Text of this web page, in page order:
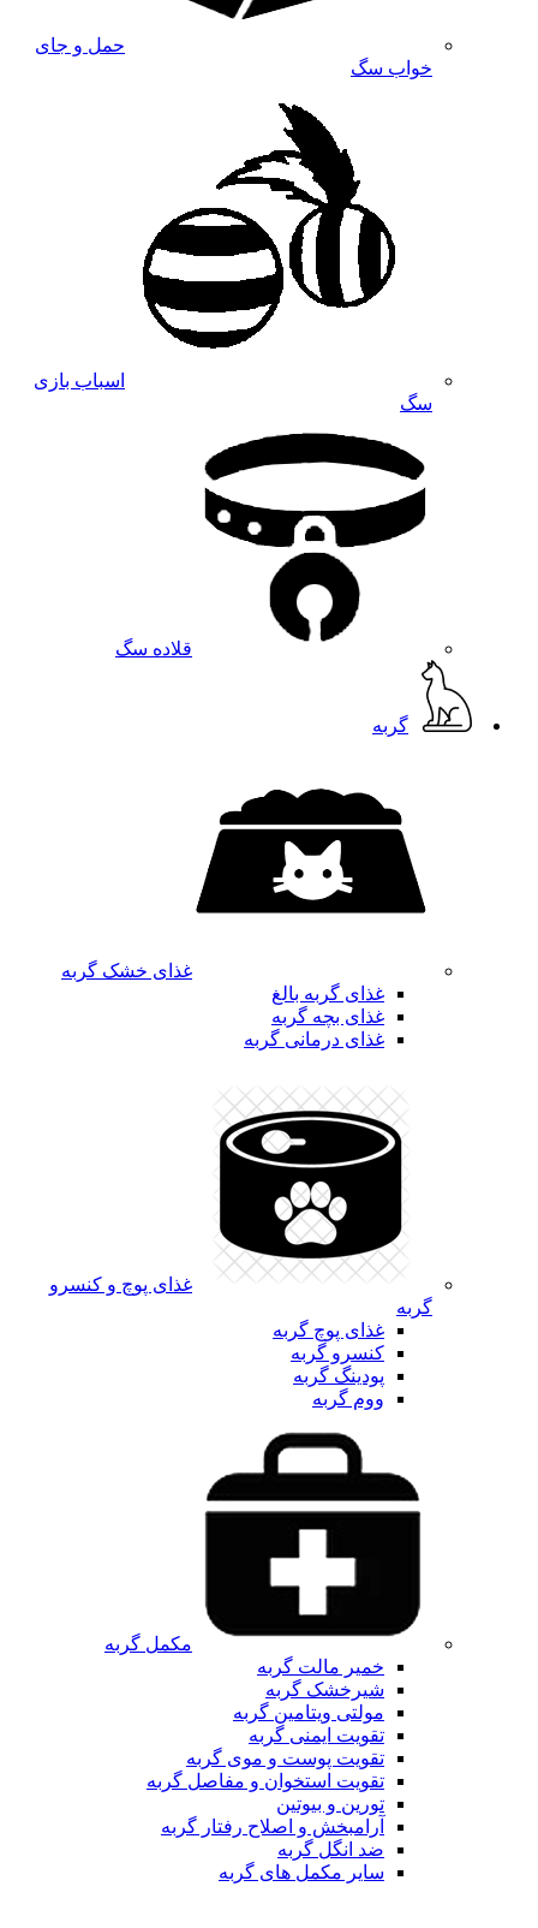
حمل و جای
خواب سگ
اسباب بازی
سگ
قلاده سگ
گربه
غذای خشک گربه
غذای گربه بالغ
غذای بچه گربه
غذای درمانی گربه
غذای پوچ و کنسرو
گربه
غذای پوچ گربه
کنسرو گربه
پودینگ گربه
ووم گربه
مکمل گربه
خمیر مالت گربه
شیرخشک گربه
مولتی ویتامین گربه
تقویت ایمنی گربه
تقویت پوست و موی گربه
تقویت استخوان و مفاصل گربه
تورین و بیوتین
آرامبخش و اصلاح رفتار گربه
ضد انگل گربه
سایر مکمل های گربه